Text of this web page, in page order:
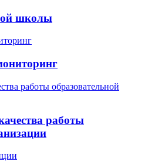
школы
работы